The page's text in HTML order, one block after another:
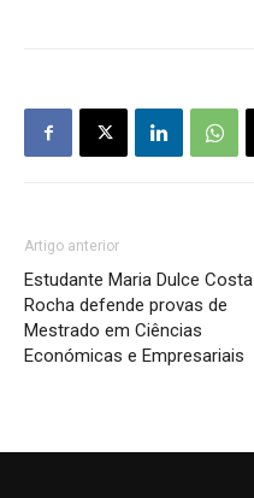
Artigo anterior
Estudante Maria Dulce Costa
Rocha defende provas de
Mestrado em Ciências
Económicas e Empresariais